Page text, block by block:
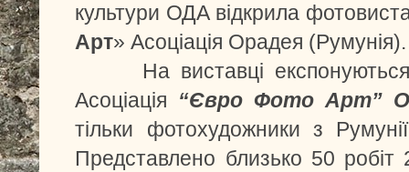
культури ОДА відкрила
Арт» Асоціація Орадея (Румунія).
На виставці експонуються
Асоціація “Євро Фото Арт”
тільки фотохудожники з
Представлено близько 50 робіт